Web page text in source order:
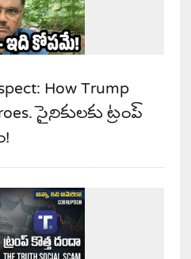
How Trump
సైనికులకు ట్రంప్